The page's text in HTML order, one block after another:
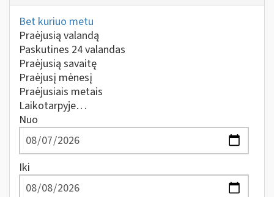
Bet kuriuo metu
Praėjusią valandą
Paskutines 24 valandas
Praėjusią savaitę
Praėjusį mėnesį
Praėjusiais metais
Laikotarpyje…
Nuo
Iki